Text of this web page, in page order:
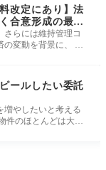
改定にあり】法
合意形成の最適
さらには維持管理コ
の変動を背景に、 賃
ールしたい委託
増やしたいと考える
件のほとんどは大手